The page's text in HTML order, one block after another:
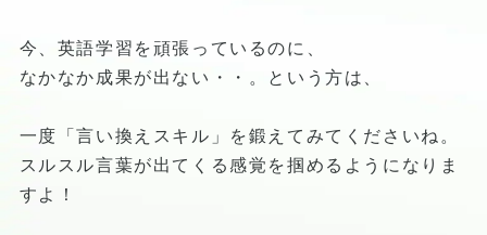
今、英語学習を頑張っているのに、
なかなか成果が出ない・・。という方は、
一度「言い換えスキル」を鍛えてみてくださいね。
スルスル言葉が出てくる感覚を掴めるようになりま
すよ！